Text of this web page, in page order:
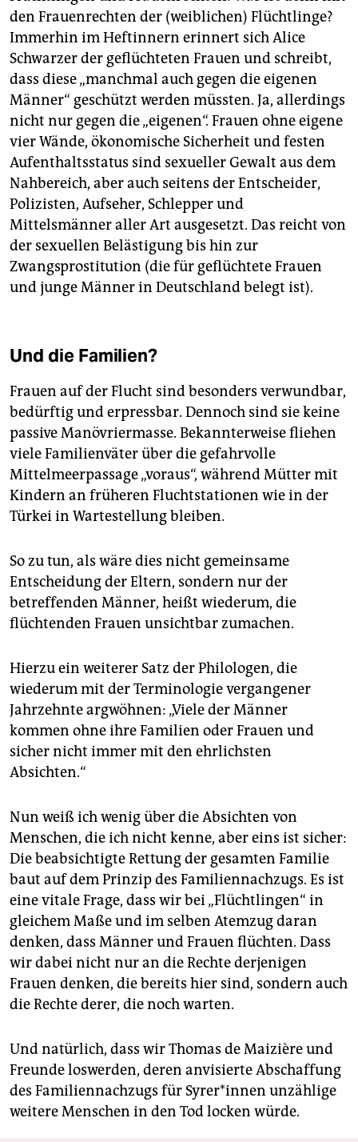
den Frauenrechten der (weiblichen) Flüchtlinge?
Immerhin im Heftinnern erinnert sich Alice
Schwarzer der geflüchteten Frauen und schreibt,
dass diese „manchmal auch gegen die eigenen
Männer“ geschützt werden müssten. Ja, allerdings
nicht nur gegen die „eigenen“. Frauen ohne eigene
vier Wände, ökonomische Sicherheit und festen
Aufenthaltsstatus sind sexueller Gewalt aus dem
Nahbereich, aber auch seitens der Entscheider,
Polizisten, Aufseher, Schlepper und
Mittelsmänner aller Art ausgesetzt. Das reicht von
der sexuellen Belästigung bis hin zur
Zwangsprostitution (die für geflüchtete Frauen
und junge Männer in Deutschland belegt ist).
Und die Familien?
Frauen auf der Flucht sind besonders verwundbar,
bedürftig und erpressbar. Dennoch sind sie keine
passive Manövriermasse. Bekannterweise fliehen
viele Familienväter über die gefahrvolle
Mittelmeerpassage „voraus“, während Mütter mit
Kindern an früheren Fluchtstationen wie in der
Türkei in Wartestellung bleiben.
So zu tun, als wäre dies nicht gemeinsame
Entscheidung der Eltern, sondern nur der
betreffenden Männer, heißt wiederum, die
flüchtenden Frauen unsichtbar zumachen.
Hierzu ein weiterer Satz der Philologen, die
wiederum mit der Terminologie vergangener
Jahrzehnte argwöhnen: „Viele der Männer
kommen ohne ihre Familien oder Frauen und
sicher nicht immer mit den ehrlichsten
Absichten.“
Nun weiß ich wenig über die Absichten von
Menschen, die ich nicht kenne, aber eins ist sicher:
Die beabsichtigte Rettung der gesamten Familie
baut auf dem Prinzip des Familiennachzugs. Es ist
eine vitale Frage, dass wir bei „Flüchtlingen“ in
gleichem Maße und im selben Atemzug daran
denken, dass Männer und Frauen flüchten. Dass
wir dabei nicht nur an die Rechte derjenigen
Frauen denken, die bereits hier sind, sondern auch
die Rechte derer, die noch warten.
Und natürlich, dass wir Thomas de Maizière und
Freunde loswerden, deren anvisierte Abschaffung
des Familiennachzugs für Syrer*innen unzählige
weitere Menschen in den Tod locken würde.